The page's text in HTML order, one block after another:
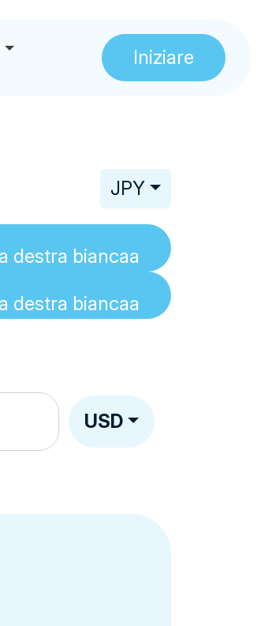
Iniziare
JPY
USD